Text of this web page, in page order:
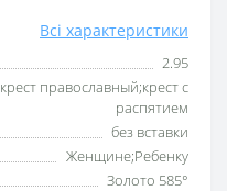
Всі характеристики
2.95
крест православный;крест с
распятием
без вставки
Женщине;Ребенку
Золото 585°